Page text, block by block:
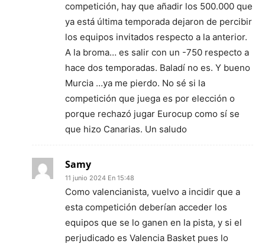
competición, hay que añadir los 500.000 que
ya está última temporada dejaron de percibir
los equipos invitados respecto a la anterior.
A la broma… es salir con un -750 respecto a
hace dos temporadas. Baladí no es. Y bueno
Murcia …ya me pierdo. No sé si la
competición que juega es por elección o
porque rechazó jugar Eurocup como sí se
que hizo Canarias. Un saludo
Samy
11 junio 2024 En 15:48
Como valencianista, vuelvo a incidir que a
esta competición deberían acceder los
equipos que se lo ganen en la pista, y si el
perjudicado es Valencia Basket pues lo